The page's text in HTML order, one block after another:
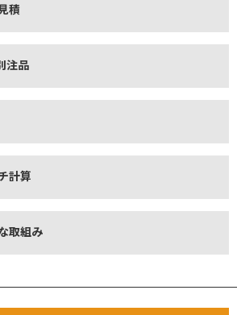
積
注品
計算
取組み